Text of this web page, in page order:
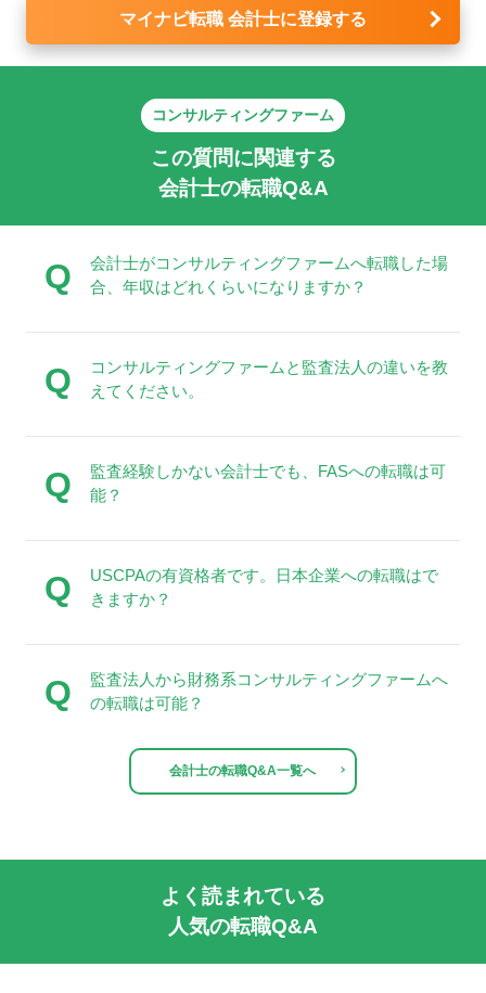
マイナビ転職 会計士に登録する
コンサルティングファーム
この質問に関連する
会計士の転職Q&A
Q
会計士がコンサルティングファームへ転職した場
合、年収はどれくらいになりますか？
Q
コンサルティングファームと監査法人の違いを教
えてください。
Q
監査経験しかない会計士でも、FASへの転職は可
能？
Q
USCPAの有資格者です。日本企業への転職はで
きますか？
Q
監査法人から財務系コンサルティングファームへ
の転職は可能？
会計士の転職Q&A一覧へ
よく読まれている
人気の転職Q&A